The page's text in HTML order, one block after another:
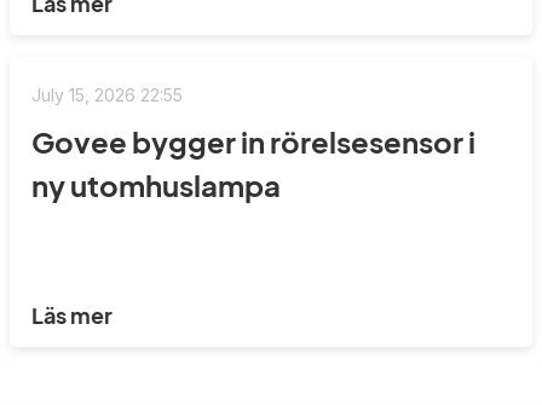
July 15, 2026 22:55
Govee bygger in rörelsesensor i
ny utomhuslampa
Läs mer